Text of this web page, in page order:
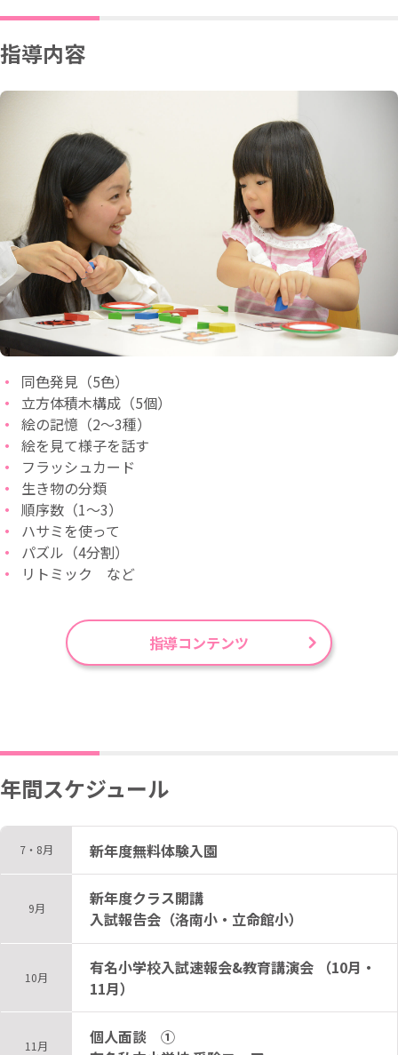
指導内容
同色発見（5色）
立方体積木構成（5個）
絵の記憶（2～3種）
絵を見て様子を話す
フラッシュカード
生き物の分類
順序数（1～3）
ハサミを使って
パズル（4分割）
リトミック など
指導コンテンツ
年間スケジュール
7・8月 新年度無料体験入園
9月
新年度クラス開講
入試報告会（洛南小・立命館小）
10月
有名小学校入試速報会&教育講演会 （10月・
11月）
11月
個人面談 ①